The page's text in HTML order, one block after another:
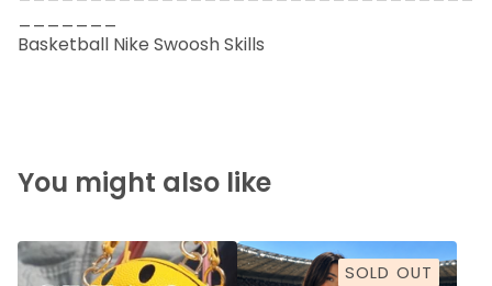
Basketball Nike Swoosh Skills
You might also like
SOLD OUT